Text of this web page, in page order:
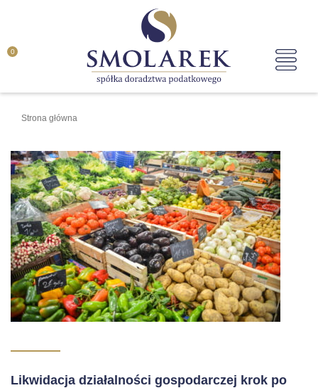
0
Strona główna
Likwidacja działalności gospodarczej krok po